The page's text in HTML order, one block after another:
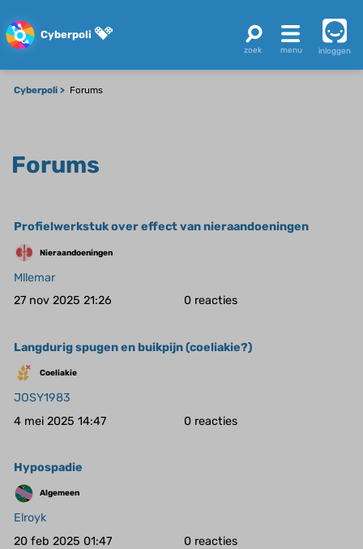
Cyberpoli
inloggen
Cyberpoli Forums
Forums
Nieraandoeningen
Profielwerkstuk over effect van nieraandoeningen
Mllemar
27 nov 2025 21:26
0
Coeliakie
Langdurig spugen en buikpijn (coeliakie?)
JOSY1983
4 mei 2025 14:47
0
Algemeen
Hypospadie
Elroyk
20 feb 2025 01:47
0